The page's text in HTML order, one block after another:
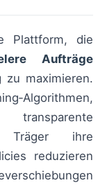
Plattform, die
Aufträge
zu maximieren.
Träger ihre
reduzieren